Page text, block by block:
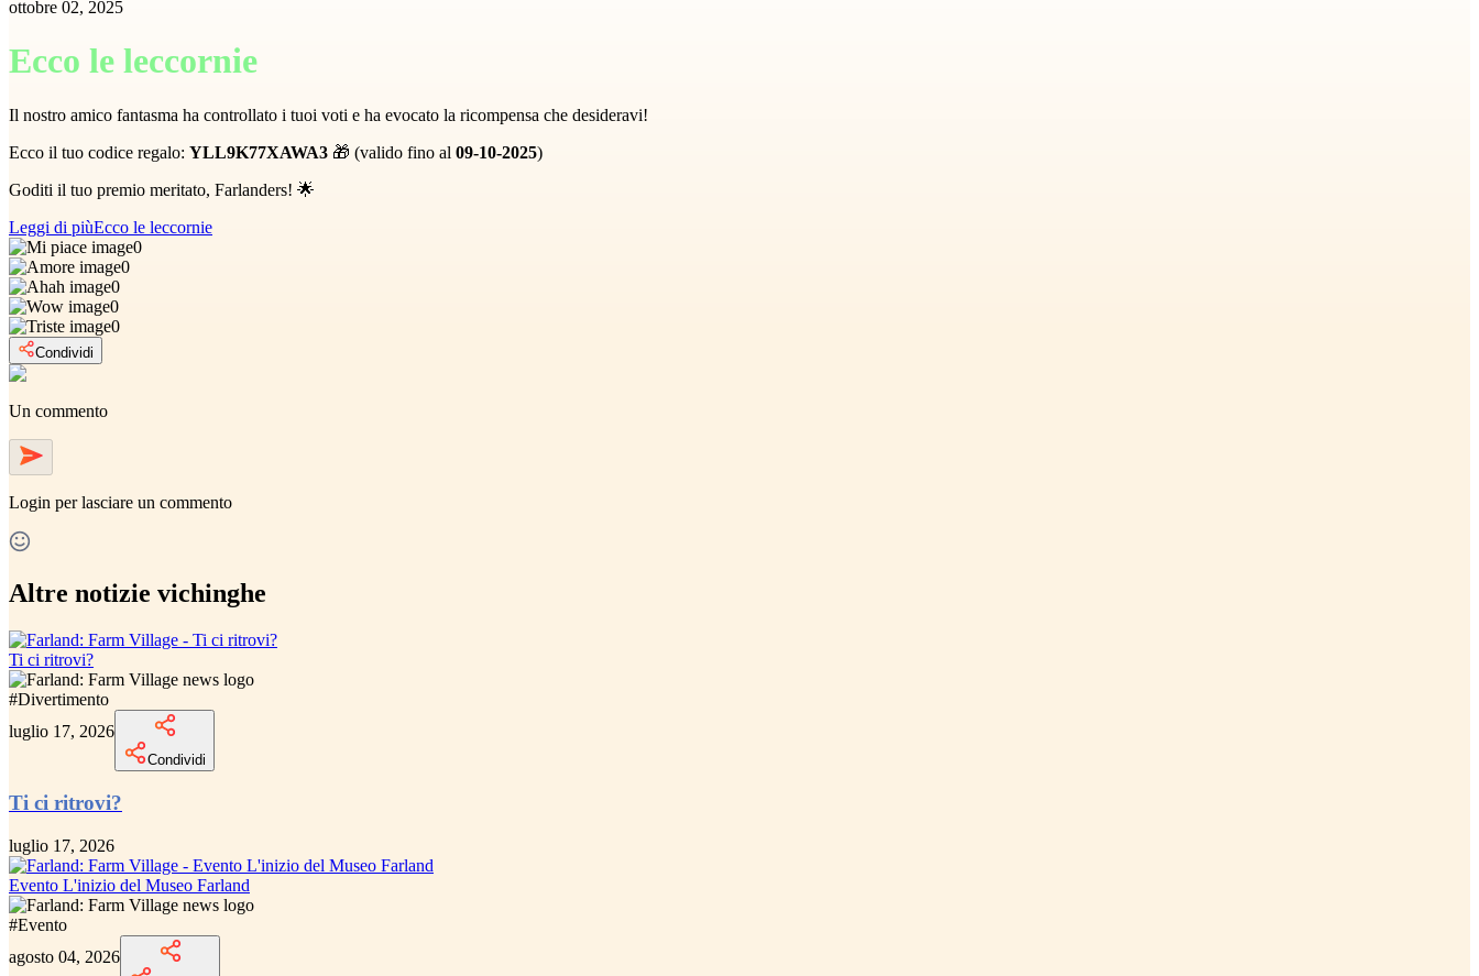
ottobre 02, 2025
Ecco le leccornie
Il nostro amico fantasma ha controllato i tuoi voti e ha evocato la ricompensa che desideravi!
Ecco il tuo codice regalo: YLL9K77XAWA3 🎁 (valido fino al 09-10-2025)
Goditi il tuo premio meritato, Farlanders! 🌟
Leggi di piùEcco le leccornie
0
0
0
0
0
Condividi
Un commento
Login per lasciare un commento
Altre notizie vichinghe
Ti ci ritrovi?
#Divertimento
luglio 17, 2026
Condividi
Ti ci ritrovi?
luglio 17, 2026
Evento L'inizio del Museo Farland
#Evento
agosto 04, 2026